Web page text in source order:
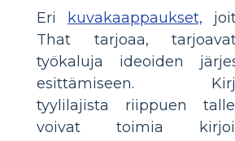
Eri kuvakaappaukset,
That tarjoaa,
työkaluja ideoiden
esittämiseen.
tyylilajista riippuen
voivat toimia